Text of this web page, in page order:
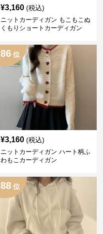
¥3,160 (税込)
ニットカーディガン もこもこぬ
くもりショートカーディガン
86 位
¥3,160 (税込)
ニットカーディガン ハート柄ふ
わもこカーディガン
88 位